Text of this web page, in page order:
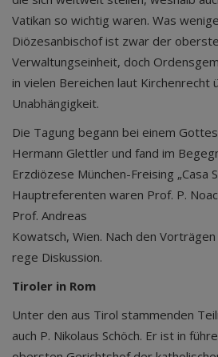
Vatikan so wichtig waren. Was
Diözesanbischof ist zwar der
Verwaltungseinheit, doch
in vielen Bereichen laut Kirchenrecht
Unabhängigkeit.
Die Tagung begann bei einem
Hermann Glettler und fand im
Erzdiözese München-Freising „Casa
Hauptreferenten waren Prof. P.
Prof. Andreas
Kowatsch, Wien. Nach den
rege Diskussion.
Tiroler in Rom
Unter den aus Tirol stammenden
auch P. Nikolaus Schöch. Er ist in